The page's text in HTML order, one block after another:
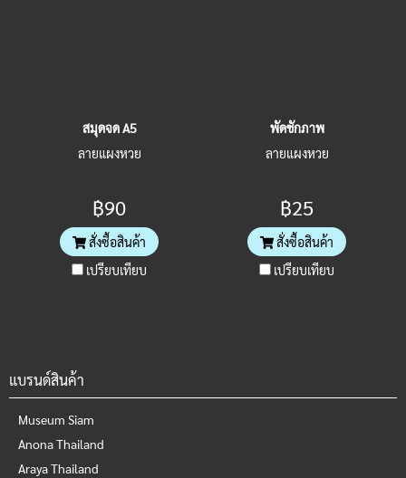
สมุดจด A5
ลายแผงหวย
฿90
สั่งซื้อสินค้า
เปรียบเทียบ
พัดชักภาพ
ลายแผงหวย
฿25
สั่งซื้อสินค้า
เปรียบเทียบ
แบรนด์สินค้า
Museum Siam
Anona Thailand
Araya Thailand